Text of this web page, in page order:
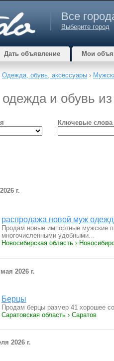
Все
Выберите город
Дать объявление Мои
Одежда, обувь, аксессуары ›
и обувь из
Ключевые слова
г.
распродажа новой муж
Продам новые импортные мужские
многочисленными удобными…
Новосибирская область ›
2026 г.
Берцы
Продам берцы размер 41 хорошее
Саратовская область › Саратов
2026 г.